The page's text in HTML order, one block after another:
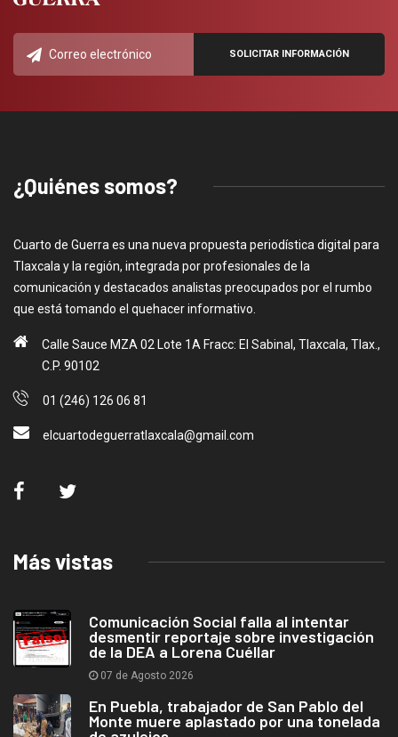
¿Quiénes somos?
Cuarto de Guerra es una nueva propuesta periodística digital para
Tlaxcala y la región, integrada por profesionales de la
comunicación y destacados analistas preocupados por el rumbo
que está tomando el quehacer informativo.
Calle Sauce MZA 02 Lote 1A Fracc: El Sabinal, Tlaxcala, Tlax.,
C.P. 90102
01 (246) 126 06 81
elcuartodeguerratlaxcala@gmail.com
Más vistas
Comunicación Social falla al intentar
desmentir reportaje sobre investigación
de la DEA a Lorena Cuéllar
07 de Agosto 2026
En Puebla, trabajador de San Pablo del
Monte muere aplastado por una tonelada